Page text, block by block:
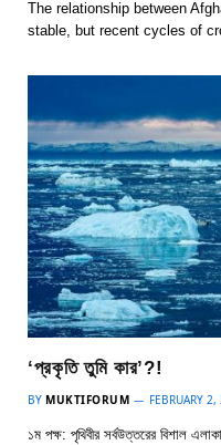
The relationship between
stable, but recent cycles of
‘প্রকৃতি তুমি কার’?!
BY MUKTIFORUM FEBRUARY
১ম পক্ষ: পৃথিবীর সর্বউত্তরের বিশাল